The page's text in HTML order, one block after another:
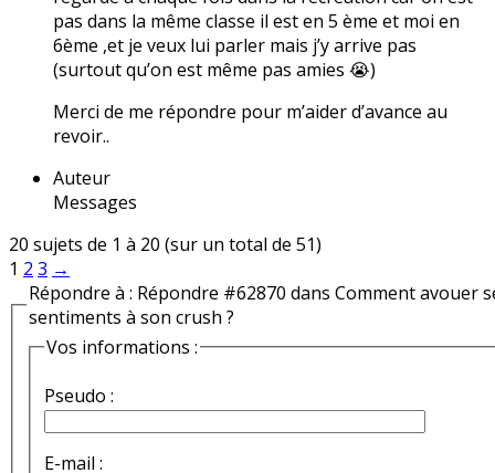
pas dans la même classe il est en 5 ème et moi en
6ème ,et je veux lui parler mais j’y arrive pas
(surtout qu’on est même pas amies 😭)
Merci de me répondre pour m’aider d’avance au
revoir..
Auteur
Messages
20 sujets de 1 à 20 (sur un total de 51)
1 2 3 →
Répondre à : Répondre #62870 dans Comment avouer
sentiments à son crush ?
Vos informations :
Pseudo :
E-mail :